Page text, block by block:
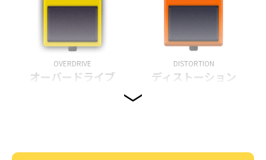
OVERDRIVE
オーバードライブ
DISTORTION
ディストーション